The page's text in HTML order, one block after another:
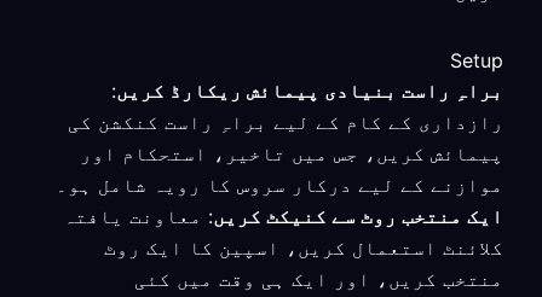
Setup
براہِ راست بنیادی پیمائش ریکارڈ کریں:
رازداری کے کام کے لیے براہِ راست کنکشن کی
پیمائش کریں، جس میں تاخیر، استحکام اور
موازنے کے لیے درکار سروس کا رویہ شامل ہو۔
ایک منتخب روٹ سے کنیکٹ کریں: معاونت یافتہ
کلائنٹ استعمال کریں، اسپین کا ایک روٹ
منتخب کریں، اور ایک ہی وقت میں کئی